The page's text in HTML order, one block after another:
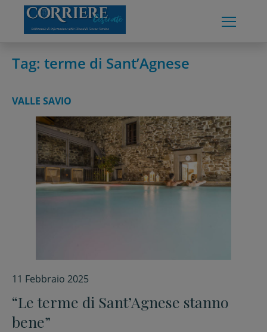
content
Tag: terme di Sant’Agnese
VALLE SAVIO
11 Febbraio 2025
“Le terme di Sant’Agnese stanno
bene”